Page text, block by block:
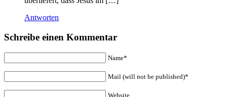
Antworten
Schreibe einen Kommentar
Name*
Mail (will not be published)*
Website